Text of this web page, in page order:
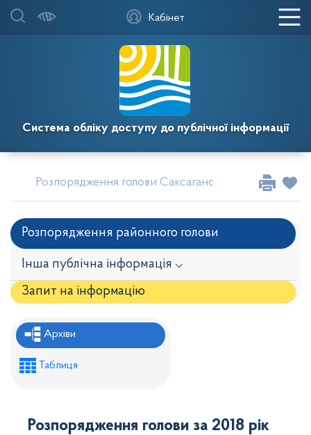
Система обліку доступу до публічної інформації
Кабінет
Розпорядження голови Саксаганської районної у
Розпорядження районного голови
Інша публічна інформація ⌵
Запит на iнформацію
Рішення районної ради
Рішення виконавчого комітету
Розпорядження районного голови
Проекти рішень районної ради
Архіви
Таблиця
Розпорядження голови за 2018 рік